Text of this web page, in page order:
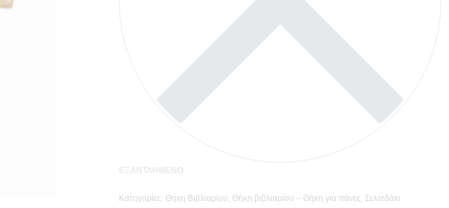
ΕΞΑΝΤΛΗΜΈΝΟ
Κατηγορίες: Θήκη Βιβλιαρίου, Θήκη βιβλιαρίου – Θήκη για πάνες, Σελτεδάκι